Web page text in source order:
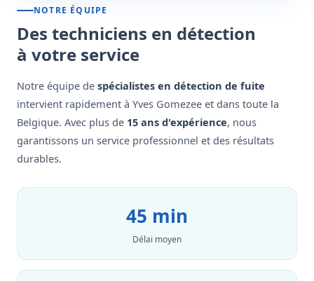
NOTRE ÉQUIPE
Des techniciens en détection
à votre service
Notre équipe de spécialistes en détection de fuite
intervient rapidement à Yves Gomezee et dans toute la
Belgique. Avec plus de 15 ans d'expérience, nous
garantissons un service professionnel et des résultats
durables.
45 min
Délai moyen